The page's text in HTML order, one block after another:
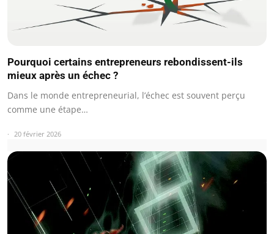
Pourquoi certains entrepreneurs rebondissent-ils
mieux après un échec ?
Dans le monde entrepreneurial, l’échec est souvent perçu
comme une étape…
20 février 2026